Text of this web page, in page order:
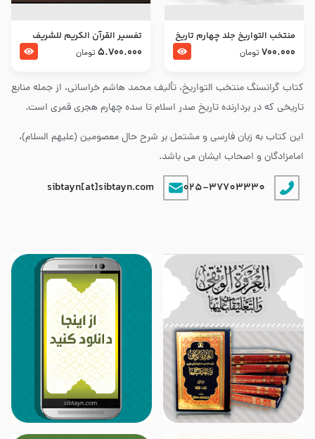
کتاب گرانسنگ منتخب التواريخ، تألیف محمد هاشم خراسانی، از جمله منابع
تاریخی که در بردارنده تاریخ صدر اسلام تا سده چهارم هجری قمری است.
این کتاب به زبان فارسی و مشتمل بر شرح حال معصومین (علیهم السلام)،
امامزادگان و اصحاب ایشان می باشد.
025-37703330
sibtayn[at]sibtayn.com
منتخب التواریخ جلد چهارم تاریخ
امام زین العابدین و امام محمد
700.000 تومان
تفسير القرآن الكريم للشريف
المرتضي قدس سرّه
5.700.000 تومان